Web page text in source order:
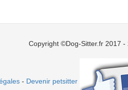
Copyright ©Dog-Sitter.fr 2017 -
- Devenir petsitter